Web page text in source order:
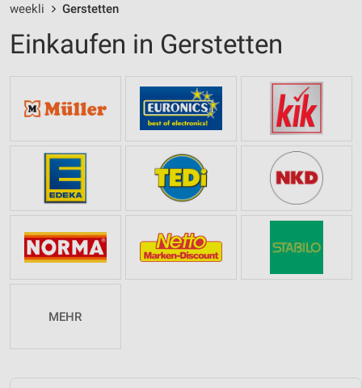
weekli Gerstetten
Einkaufen in Gerstetten
MEHR